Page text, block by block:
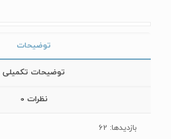
توضیحات
توضیحات تکمیلی
نظرات 0
بازدیدها: 62